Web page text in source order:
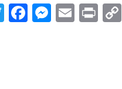
TwitterFacebook
Email